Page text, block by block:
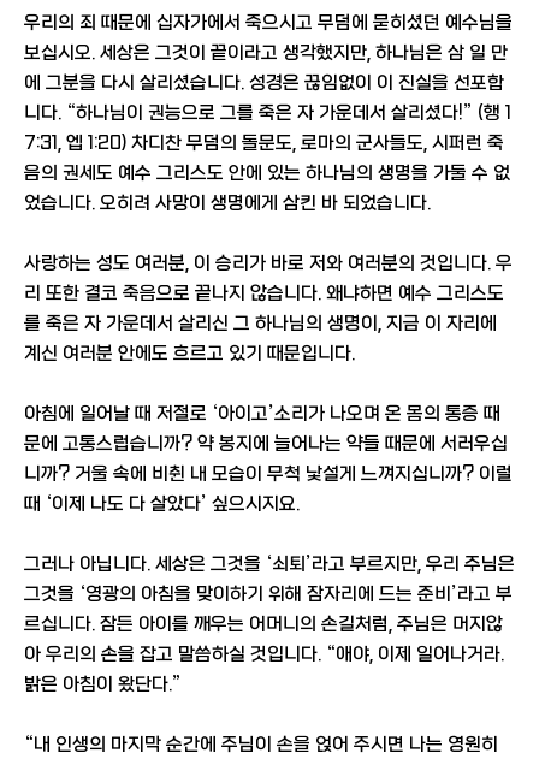
우리의 죄 때문에 십자가에서 죽으시고 무덤에 묻히셨던 예수님을
보십시오. 세상은 그것이 끝이라고 생각했지만, 하나님은 삼 일 만
에 그분을 다시 살리셨습니다. 성경은 끊임없이 이 진실을 선포합
니다. “하나님이 권능으로 그를 죽은 자 가운데서 살리셨다!” (행 1
7:31, 엡 1:20) 차디찬 무덤의 돌문도, 로마의 군사들도, 시퍼런 죽
음의 권세도 예수 그리스도 안에 있는 하나님의 생명을 가둘 수 없
었습니다. 오히려 사망이 생명에게 삼킨 바 되었습니다.
사랑하는 성도 여러분, 이 승리가 바로 저와 여러분의 것입니다. 우
리 또한 결코 죽음으로 끝나지 않습니다. 왜냐하면 예수 그리스도
를 죽은 자 가운데서 살리신 그 하나님의 생명이, 지금 이 자리에
계신 여러분 안에도 흐르고 있기 때문입니다.
아침에 일어날 때 저절로 ‘아이고’소리가 나오며 온 몸의 통증 때
문에 고통스럽습니까? 약 봉지에 늘어나는 약들 때문에 서러우십
니까? 거울 속에 비췬 내 모습이 무척 낯설게 느껴지십니까? 이럴
때 ‘이제 나도 다 살았다’ 싶으시지요.
그러나 아닙니다. 세상은 그것을 ‘쇠퇴’라고 부르지만, 우리 주님은
그것을 ‘영광의 아침을 맞이하기 위해 잠자리에 드는 준비’라고 부
르십니다. 잠든 아이를 깨우는 어머니의 손길처럼, 주님은 머지않
아 우리의 손을 잡고 말씀하실 것입니다. “애야, 이제 일어나거라.
밝은 아침이 왔단다.”
“내 인생의 마지막 순간에 주님이 손을 얹어 주시면 나는 영원히